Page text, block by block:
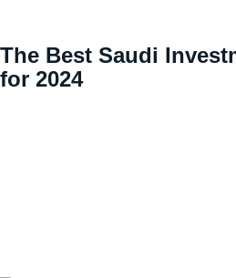
The Best Saudi
for 2024